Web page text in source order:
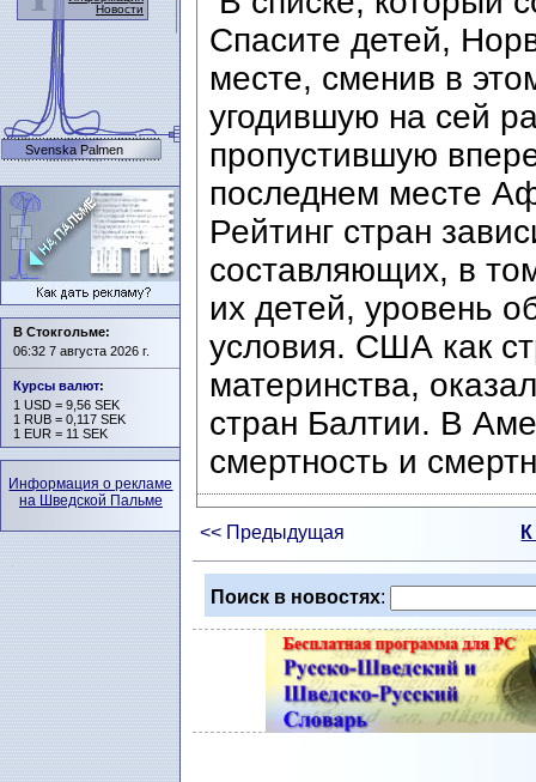
Спасите детей,
месте, сменив в
угодившую на сей
пропустившую
последнем месте
Рейтинг стран
составляющих, в
их детей, уровень
условия. США как
материнства,
стран Балтии. В
смертность и
<< Предыдущая
Поиск в новостях:
Новости
Svenska Palmen
В Стокгольме:
06:32 7 августа 2026 г.
Курсы валют:
1 USD = 9,56 SEK
1 RUB = 0,117 SEK
1 EUR = 11 SEK
Информация о рекламе
на Шведской Пальме